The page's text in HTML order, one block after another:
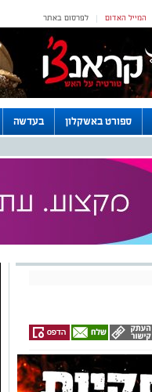
לפרסום באתר | המייל האדום
ספורט באשקלון בעדשה